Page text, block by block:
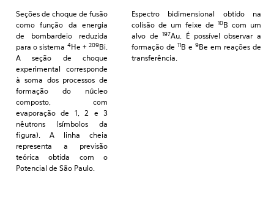
Seções de choque de fusão
como função da energia
de bombardeio reduzida
para o sistema 4He +209Bi.
A seção de choque
experimental corresponde
à soma dos processos de
formação do núcleo
composto, com
evaporação de 1, 2 e 3
nêutrons (símbolos da
figura). A linha cheia
representa a previsão
teórica obtida com o
Potencial de São Paulo.
Espectro bidimensional obtido na
colisão de um feixe de
10B com um
alvo de197Au. É possível observar a
formação de 11B e 9Be em reações de
transferência.